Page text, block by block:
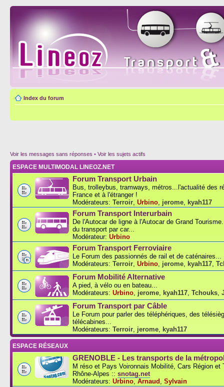
Index du forum
Voir les messages sans réponses • Voir les sujets actifs
ESPACE MULTIMODAL LINEOZ.NET
Forum Transport Urbain
Bus, trolleybus, tramways, métros...l'actualité des
France et à l'étranger !
Modérateurs: Terroir Urbino jerome kyah117
Forum Transport Interurbain
De l'Autocar de ligne à l'Autocar de Grand
du transport par car...
Modérateur: Urbino
Forum Transport Ferroviaire
Le Forum des passionnés de rail et de caténaires...
Modérateurs: Terroir Urbino jerome kyah117
Forum Mobilité Alternative
A pied, à vélo ou en bateau...
Modérateurs: Urbino jerome kyah117 Tchouks
Forum Transport par Câble
Le Forum pour parler des téléphériques, des
télécabines...
Modérateurs: Terroir jerome kyah117
ESPACE RÉSEAUX
GRENOBLE - Les transports de la
M réso et Pays Voironnais Mobilité, Cars Région et
Rhône-Alpes :: snotag.net
Modérateurs: Urbino Arnaud Sylvain